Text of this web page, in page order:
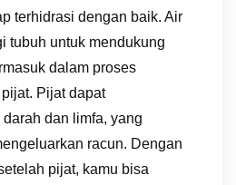
terhidrasi dengan baik. Air
tubuh untuk mendukung
dalam proses
Pijat dapat
dan limfa, yang
racun. Dengan
pijat, kamu bisa